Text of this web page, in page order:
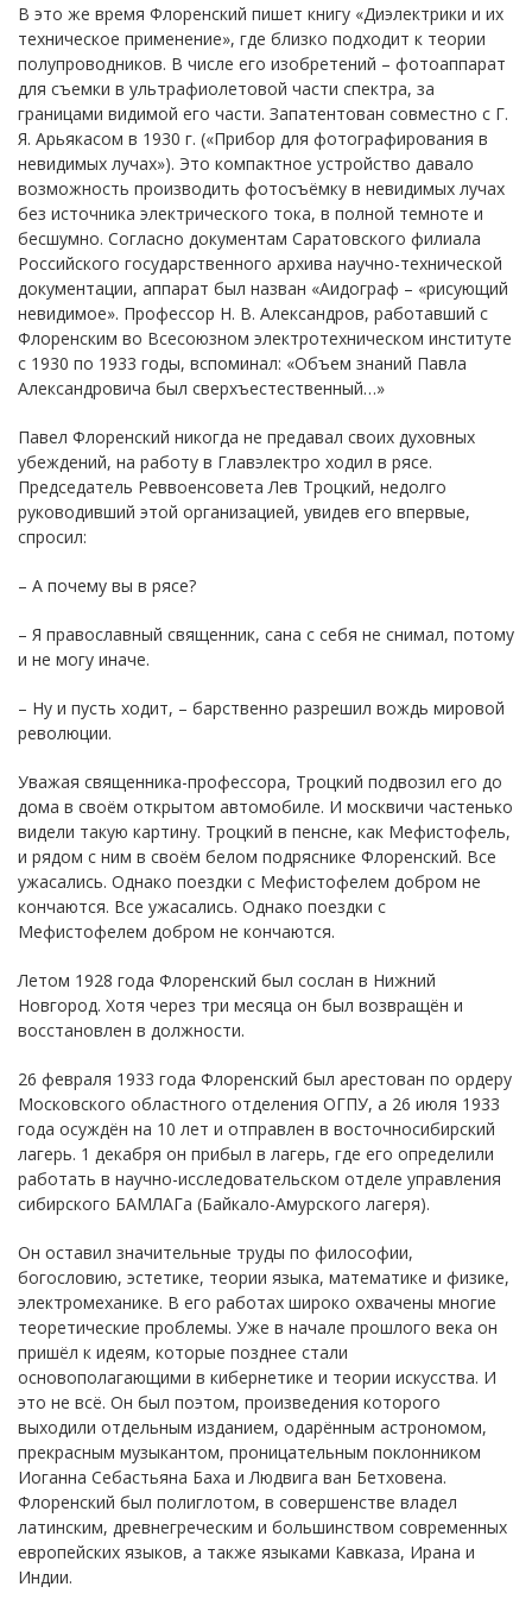
В это же время Флоренский пишет книгу «Диэлектрики и их
техническое применение», где близко подходит к теории
полупроводников. В числе его изобретений – фотоаппарат
для съемки в ультрафиолетовой части спектра, за
границами видимой его части. Запатентован совместно с Г.
Я. Арьякасом в 1930 г. («Прибор для фотографирования в
невидимых лучах»). Это компактное устройство давало
возможность производить фотосъёмку в невидимых лучах
без источника электрического тока, в полной темноте и
бесшумно. Согласно документам Саратовского филиала
Российского государственного архива научно-технической
документации, аппарат был назван «Аидограф – «рисующий
невидимое». Профессор Н. В. Александров, работавший с
Флоренским во Всесоюзном электротехническом институте
с 1930 по 1933 годы, вспоминал: «Объем знаний Павла
Александровича был сверхъестественный…»
Павел Флоренский никогда не предавал своих духовных
убеждений, на работу в Главэлектро ходил в рясе.
Председатель Реввоенсовета Лев Троцкий, недолго
руководивший этой организацией, увидев его впервые,
спросил:
– А почему вы в рясе?
– Я православный священник, сана с себя не снимал, потому
и не могу иначе.
– Ну и пусть ходит, – барственно разрешил вождь мировой
революции.
Уважая священника-профессора, Троцкий подвозил его до
дома в своём открытом автомобиле. И москвичи частенько
видели такую картину. Троцкий в пенсне, как Мефистофель,
и рядом с ним в своём белом подряснике Флоренский. Все
ужасались. Однако поездки с Мефистофелем добром не
кончаются. Все ужасались. Однако поездки с
Мефистофелем добром не кончаются.
Летом 1928 года Флоренский был сослан в Нижний
Новгород. Хотя через три месяца он был возвращён и
восстановлен в должности.
26 февраля 1933 года Флоренский был арестован по ордеру
Московского областного отделения ОГПУ, а 26 июля 1933
года осуждён на 10 лет и отправлен в восточносибирский
лагерь. 1 декабря он прибыл в лагерь, где его определили
работать в научно-исследовательском отделе управления
сибирского БАМЛАГа (Байкало-Амурского лагеря).
Он оставил значительные труды по философии,
богословию, эстетике, теории языка, математике и физике,
электромеханике. В его работах широко охвачены многие
теоретические проблемы. Уже в начале прошлого века он
пришёл к идеям, которые позднее стали
основополагающими в кибернетике и теории искусства. И
это не всё. Он был поэтом, произведения которого
выходили отдельным изданием, одарённым астрономом,
прекрасным музыкантом, проницательным поклонником
Иоганна Себастьяна Баха и Людвига ван Бетховена.
Флоренский был полиглотом, в совершенстве владел
латинским, древнегреческим и большинством современных
европейских языков, а также языками Кавказа, Ирана и
Индии.